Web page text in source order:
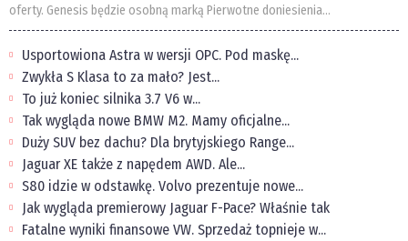
oferty. Genesis będzie osobną marką Pierwotne doniesienia...
Usportowiona Astra w wersji OPC. Pod maskę...
Zwykła S Klasa to za mało? Jest...
To już koniec silnika 3.7 V6 w...
Tak wygląda nowe BMW M2. Mamy oficjalne...
Duży SUV bez dachu? Dla brytyjskiego Range...
Jaguar XE także z napędem AWD. Ale...
S80 idzie w odstawkę. Volvo prezentuje nowe...
Jak wygląda premierowy Jaguar F-Pace? Właśnie tak
Fatalne wyniki finansowe VW. Sprzedaż topnieje w...